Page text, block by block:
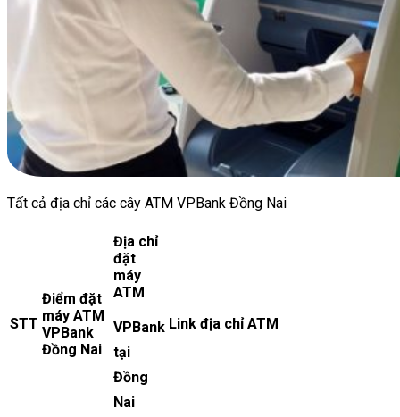
Tất cả địa chỉ các cây ATM VPBank Đồng Nai
STT
Điểm đặt
máy ATM
VPBank
Đồng Nai
Địa chỉ
đặt
máy
ATM
VPBank
tại
Đồng
Nai
Link địa chỉ ATM